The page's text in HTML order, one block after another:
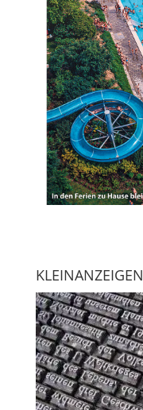
KLEINANZEIGEN